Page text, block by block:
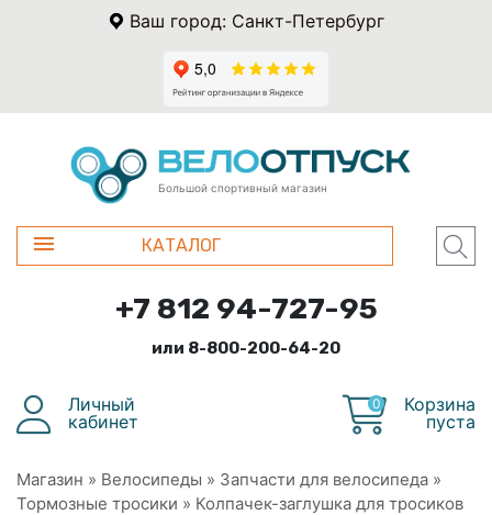
Ваш город: Санкт-Петербург
Большой спортивный магазин
КАТАЛОГ
+7 812 94-727-95
или 8-800-200-64-20
Личный
кабинет
0
Корзина
пуста
Магазин » Велосипеды » Запчасти для велосипеда »
Тормозные тросики » Колпачек-заглушка для тросиков